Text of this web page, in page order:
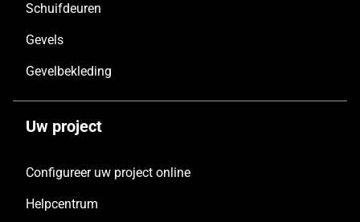
Schuifdeuren
Gevels
Gevelbekleding
Uw project
Configureer uw project online
Helpcentrum